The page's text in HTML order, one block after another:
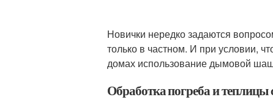
Новички нередко задаются
только в частном. И при условии,
домах использование дымовой
Обработка погреба и